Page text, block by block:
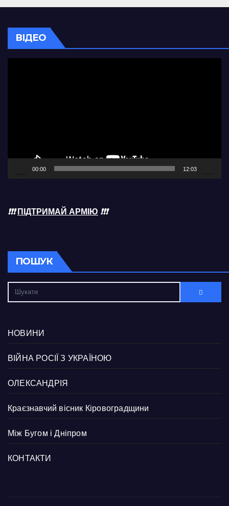
ВІДЕО
00:00 12:03
❗❗❗ ПІДТРИМАЙ АРМІЮ ❗❗❗
ПОШУК
НОВИНИ
ВІЙНА РОСІЇ З УКРАЇНОЮ
ОЛЕКСАНДРІЯ
Краєзнавчий вісник Кіровоградщини
Між Бугом і Дніпром
КОНТАКТИ